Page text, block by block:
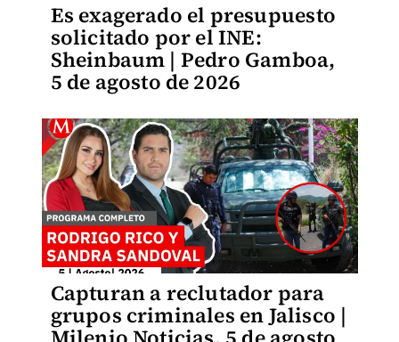
Es exagerado el presupuesto
solicitado por el INE:
Sheinbaum | Pedro Gamboa,
5 de agosto de 2026
Capturan a reclutador para
grupos criminales en Jalisco |